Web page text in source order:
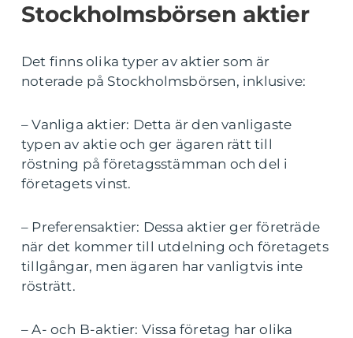
Stockholmsbörsen aktier
Det finns olika typer av aktier som är
noterade på Stockholmsbörsen, inklusive:
– Vanliga aktier: Detta är den vanligaste
typen av aktie och ger ägaren rätt till
röstning på företagsstämman och del i
företagets vinst.
– Preferensaktier: Dessa aktier ger företräde
när det kommer till utdelning och företagets
tillgångar, men ägaren har vanligtvis inte
rösträtt.
– A- och B-aktier: Vissa företag har olika